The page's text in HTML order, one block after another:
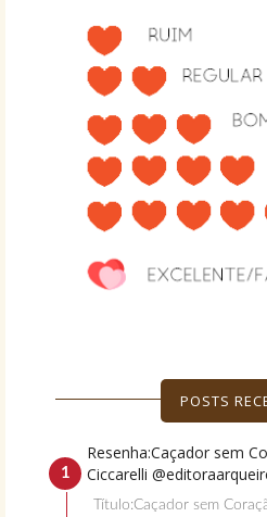
POSTS
Resenha:Caçador sem
Ciccarelli
Título:Caçador sem